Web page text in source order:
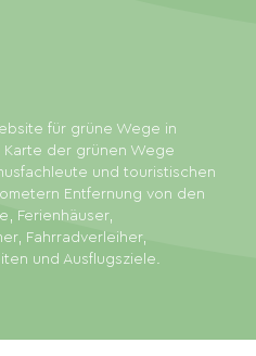
für grüne Wege in
Karte der grünen Wege
und touristischen
Entfernung von den
Ferienhäuser,
Fahrradverleiher,
und Ausflugsziele.